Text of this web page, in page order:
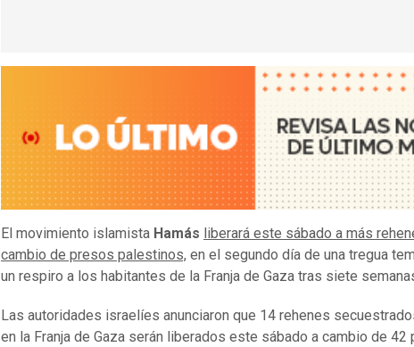
El movimiento islamista Hamás liberará este sábado a más
cambio de presos palestinos, en el segundo día de una tregua
un respiro a los habitantes de la Franja de Gaza tras siete
Las autoridades israelíes anunciaron que 14 rehenes
en la Franja de Gaza serán liberados este sábado a cambio de 42